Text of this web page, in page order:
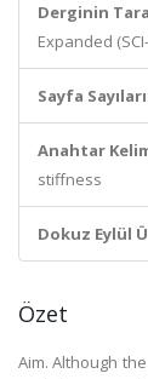
Derginin
Expanded
Sayfa
Anahtar
stiffness
Dokuz Eylül
Özet
Aim. Although